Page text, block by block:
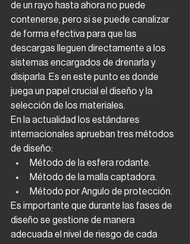
de un rayo hasta ahora no puede
contenerse, pero si se puede canalizar
de forma efectiva para que las
descargas lleguen directamente a los
sistemas encargados de drenarla y
disiparla. Es en este punto es donde
juega un papel crucial el diseño y la
selección de los materiales.
En la actualidad los estándares
internacionales aprueban tres métodos
de diseño:
Método de la esfera rodante.
Método de la malla captadora.
Método por Angulo de protección.
Es importante que durante las fases de
diseño se gestione de manera
adecuada el nivel de riesgo de cada